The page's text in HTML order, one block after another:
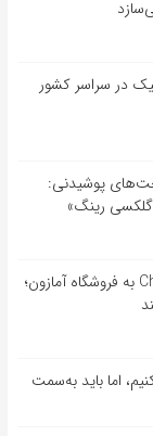
در سراسر کشور
پوشیدنی:
رینگ»
هجوم کتاب‌های نوشته‌شده با ChatGPT به فروشگاه آمازون؛
اما باید به‌سمت